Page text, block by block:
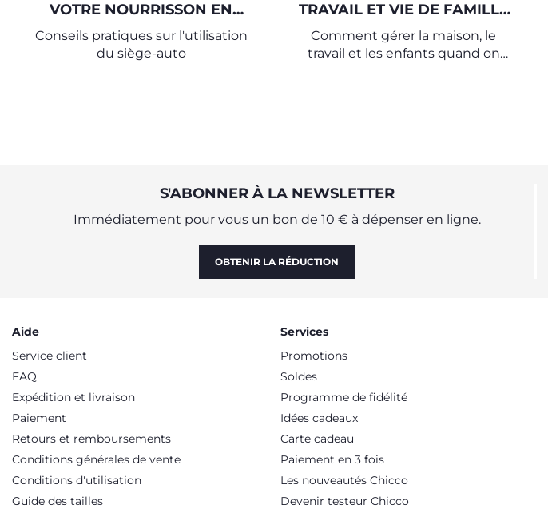
VOTRE NOURRISSON EN
VOITURE
Conseils pratiques sur l'utilisation
du siège-auto
TRAVAIL ET VIE DE FAMILLE
?
Comment gérer la maison, le
travail et les enfants quand on
S'ABONNER À LA NEWSLETTER
Immédiatement pour vous un bon de 10 € à dépenser en ligne.
OBTENIR LA RÉDUCTION
Aide
Service client
FAQ
Expédition et livraison
Paiement
Retours et remboursements
Conditions générales de vente
Conditions d'utilisation
Guide des tailles
Services
Promotions
Soldes
Programme de fidélité
Idées cadeaux
Carte cadeau
Paiement en 3 fois
Les nouveautés Chicco
Devenir testeur Chicco